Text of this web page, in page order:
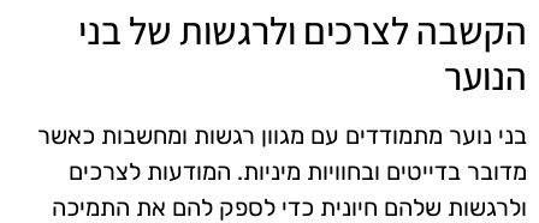
הקשבה לצרכים ולרגשות של בני
הנוער
בני נוער מתמודדים עם מגוון רגשות ומחשבות כאשר
מדובר בדייטים ובחוויות מיניות. המודעות לצרכים
ולרגשות שלהם חיונית כדי לספק להם את התמיכה